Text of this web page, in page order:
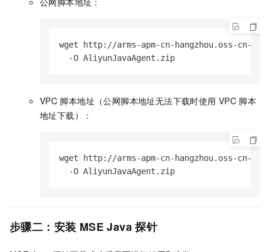
wget http://arms-apm-cn-hangzhou.oss-cn-
  -O AliyunJavaAgent.zip
VPC 脚本地址（公网脚本地址无法下载时使用 VPC 脚本
地址下载）：
wget http://arms-apm-cn-hangzhou.oss-cn-
  -O AliyunJavaAgent.zip
步骤二：安装 MSE Java 探针